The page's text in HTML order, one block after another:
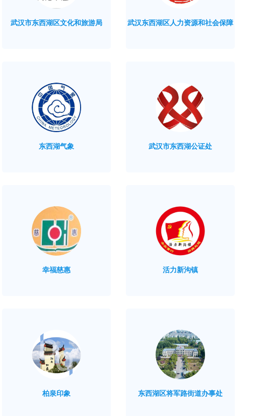
武汉市东西湖区文化和旅游局 武汉东西湖区人力资源和社会保障
东西湖气象 武汉市东西湖公证处
幸福慈惠 活力新沟镇
柏泉印象 东西湖区将军路街道办事处